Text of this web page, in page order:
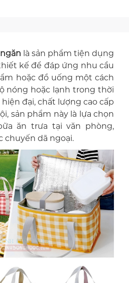
là sản phẩm tiện dụng
kế để đáp ứng nhu cầu
hoặc đồ uống một cách
nóng hoặc lạnh trong thời
đại, chất lượng cao cấp
sản phẩm này là lựa chọn
ăn trưa tại văn phòng,
chuyến dã ngoại.